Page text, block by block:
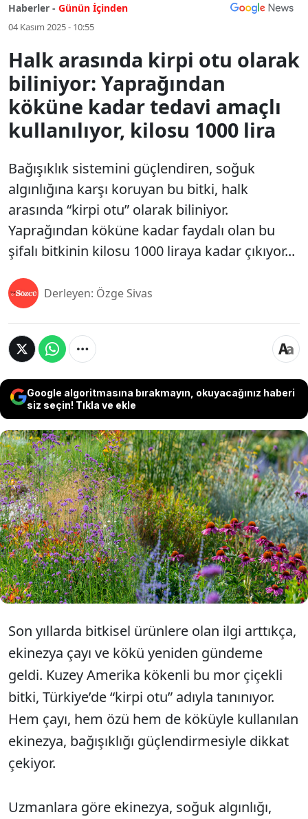
Haberler - Günün İçinden
04 Kasım 2025 - 10:55
Halk arasında kirpi otu olarak
biliniyor: Yaprağından
köküne kadar tedavi amaçlı
kullanılıyor, kilosu 1000 lira
Bağışıklık sistemini güçlendiren, soğuk
algınlığına karşı koruyan bu bitki, halk
arasında “kirpi otu” olarak biliniyor.
Yaprağından köküne kadar faydalı olan bu
şifalı bitkinin kilosu 1000 liraya kadar çıkıyor...
Derleyen: Özge Sivas
Google algoritmasına bırakmayın, okuyacağınız haberi
siz seçin! Tıkla ve ekle
Bağışıklık sistemini güçlendiren, soğuk
algınlığına karşı koruyan bu bitki, halk
arasında “kirpi otu” olarak biliniyor.
Yaprağından köküne kadar faydalı olan bu
şifalı bitkinin kilosu 1000 liraya kadar çıkıyor...
Son yıllarda bitkisel ürünlere olan ilgi arttıkça,
ekinezya çayı ve kökü yeniden gündeme
geldi. Kuzey Amerika kökenli bu mor çiçekli
bitki, Türkiye’de “kirpi otu” adıyla tanınıyor.
Hem çayı, hem özü hem de köküyle kullanılan
ekinezya, bağışıklığı güçlendirmesiyle dikkat
çekiyor.
Uzmanlara göre ekinezya, soğuk algınlığı,